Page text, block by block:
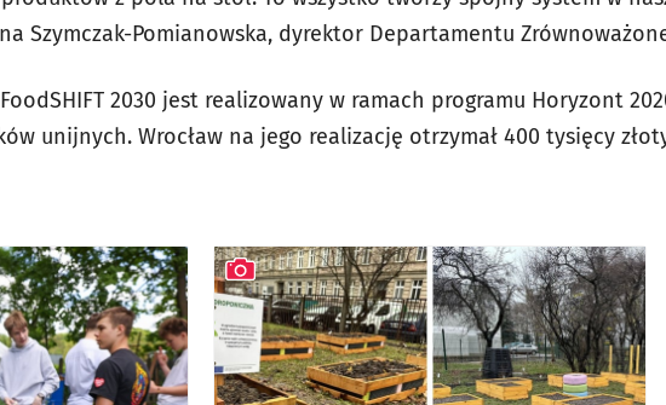
Szymczak-Pomianowska, dyrektor Departamentu
2030 jest realizowany w ramach programu Horyzont
unijnych. Wrocław na jego realizację otrzymał 400 tysięcy